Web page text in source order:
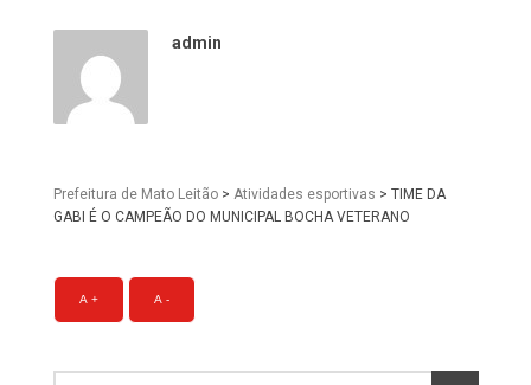
admin
Prefeitura de Mato Leitão > Atividades esportivas > TIME DA
GABI É O CAMPEÃO DO MUNICIPAL BOCHA VETERANO
A + A -